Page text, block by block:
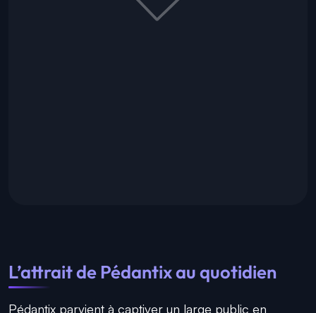
L’attrait de Pédantix au quotidien
Pédantix parvient à captiver un large public en